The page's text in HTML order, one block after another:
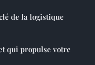
de la logistique
qui propulse votre